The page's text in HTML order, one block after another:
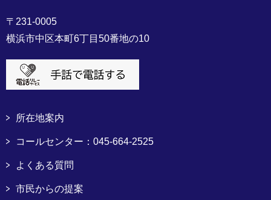
〒231-0005
横浜市中区本町6丁目50番地の10
所在地案内
コールセンター：045-664-2525
よくある質問
市民からの提案